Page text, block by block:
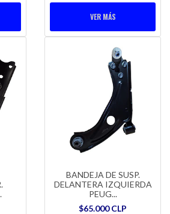
VER MÁS
BANDEJA DE SUSP.
DELANTERA IZQUIERDA
PEUG...
$65.000 CLP